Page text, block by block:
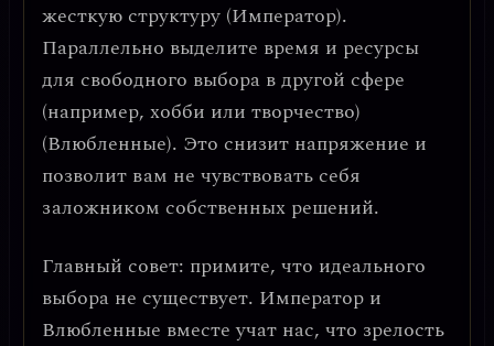
жесткую структуру (Император).
Параллельно выделите время и ресурсы
для свободного выбора в другой сфере
(например, хобби или творчество)
(Влюбленные). Это снизит напряжение и
позволит вам не чувствовать себя
заложником собственных решений.
Главный совет: примите, что идеального
выбора не существует. Император и
Влюбленные вместе учат нас, что зрелость